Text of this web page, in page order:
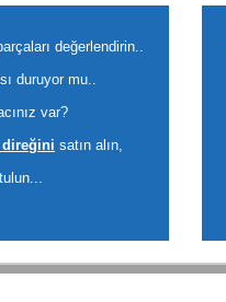
değerlendirin..
duruyor mu..
var?
direğini satın alın,